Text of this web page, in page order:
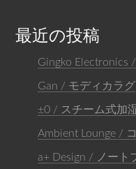
最近の投稿
Gingko Electronics
Gan / モディカラグ
±0 / スチーム式加
Ambient Lounge /
a+ Design / ノート